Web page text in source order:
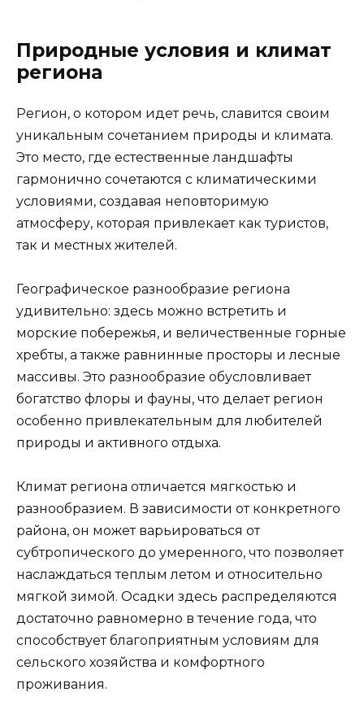
Природные условия и климат
региона
Регион, о котором идет речь, славится своим
уникальным сочетанием природы и климата.
Это место, где естественные ландшафты
гармонично сочетаются с климатическими
условиями, создавая неповторимую
атмосферу, которая привлекает как туристов,
так и местных жителей.
Географическое разнообразие региона
удивительно: здесь можно встретить и
морские побережья, и величественные горные
хребты, а также равнинные просторы и лесные
массивы. Это разнообразие обусловливает
богатство флоры и фауны, что делает регион
особенно привлекательным для любителей
природы и активного отдыха.
Климат региона отличается мягкостью и
разнообразием. В зависимости от конкретного
района, он может варьироваться от
субтропического до умеренного, что позволяет
наслаждаться теплым летом и относительно
мягкой зимой. Осадки здесь распределяются
достаточно равномерно в течение года, что
способствует благоприятным условиям для
сельского хозяйства и комфортного
проживания.